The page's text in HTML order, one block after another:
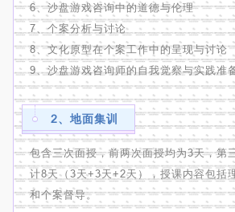
6、沙盘游戏咨询中的道德与伦理
7、个案分析与讨论
8、文化原型在个案工作中的呈现与讨论
9、沙盘游戏咨询师的自我觉察与实践准
2、地面集训
包含三次面授，前两次面授均为3天，第
计8天（3天+3天+2天），授课内容包括
和个案督导。